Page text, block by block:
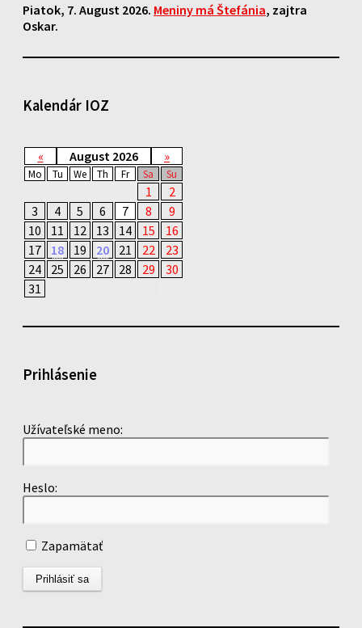
Piatok, 7. August 2026. Meniny má Štefánia, zajtra
Oskar.
Kalendár IOZ
« August 2026 »
Mo Tu We Th Fr Sa Su
1
2
3
4 5 6 7 8
9
10
11 12 13 14 15
16
17
18 19 20 21 22
23
24
25 26 27 28 29
30
31
Prihlásenie
Užívateľské meno:
Heslo:
Zapamätať